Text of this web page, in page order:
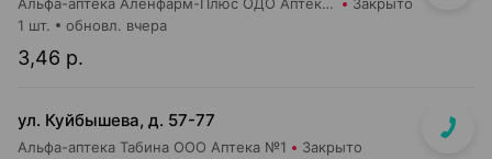
3,46 р.
1 шт. обновл. вчера
ул. Куйбышева, д. 57-77
Альфа-аптека Табина ООО Аптека №1 Закрыто